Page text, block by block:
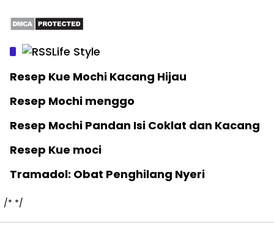
Life Style
Resep Kue Mochi Kacang Hijau
Resep Mochi menggo
Resep Mochi Pandan Isi Coklat dan Kacang
Resep Kue moci
Tramadol: Obat Penghilang Nyeri
/* */